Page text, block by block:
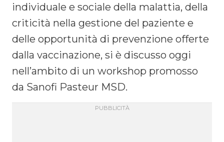
individuale e sociale della malattia, della
criticità nella gestione del paziente e
delle opportunità di prevenzione offerte
dalla vaccinazione, si è discusso oggi
nell’ambito di un workshop promosso
da Sanofi Pasteur MSD.